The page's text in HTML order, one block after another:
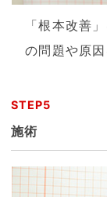
「根本改善
の問題や原
STEP5
施術